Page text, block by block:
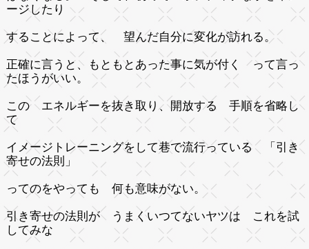
ージしたり
することによって、 望んだ自分に変化が訪れる。
正確に言うと、もともとあった事に気が付く って言っ
たほうがいい。
この エネルギーを抜き取り、開放する 手順を省略し
て
イメージトレーニングをして巷で流行っている 「引き
寄せの法則」
ってのをやっても 何も意味がない。
引き寄せの法則が うまくいつてないヤツは これを試
してみな